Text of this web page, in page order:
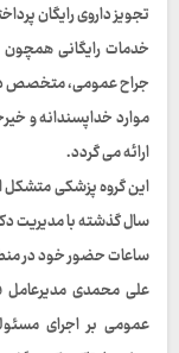
تجویز داروی رایگان
خدمات رایگانی
جراح عمومی‌، متخصص
موارد خداپسندانه و
ارائه می گردد.
این گروه پزشکی
سال گذشته با مدیریت
ساعات حضور خود در
علی محمدی مدیرعامل
عمومی بر اجرای